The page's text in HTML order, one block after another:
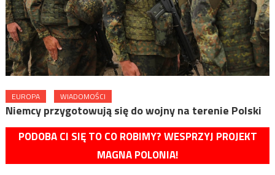
EUROPA WIADOMOŚCI
Niemcy przygotowują się do wojny na terenie Polski
PODOBA CI SIĘ TO CO ROBIMY? WESPRZYJ PROJEKT
MAGNA POLONIA!